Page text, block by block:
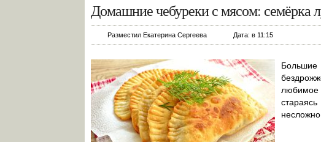
Домашние чебуреки с мясом: семёрка
Разместил Екатерина Сергеева Дата: в 11:15
любимое